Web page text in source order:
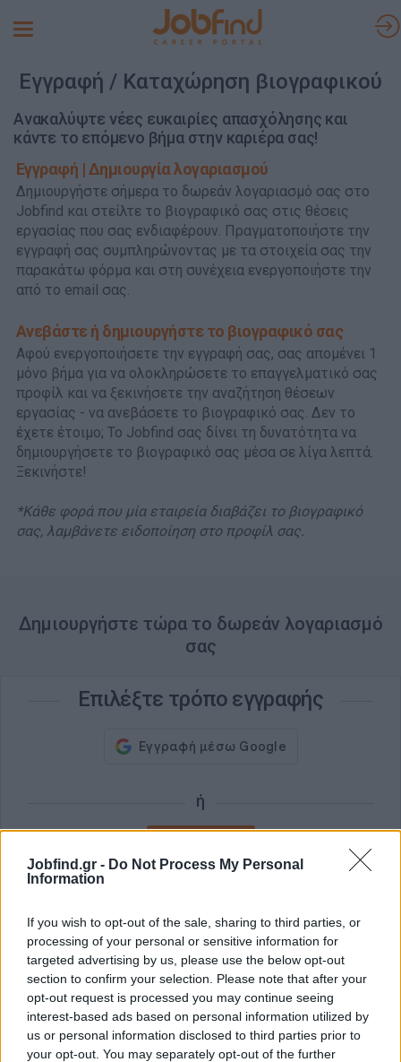
Jobfind.gr - Do Not Process My Personal
Information
If you wish to opt-out of the sale, sharing to third parties, or
processing of your personal or sensitive information for
targeted advertising by us, please use the below opt-out
section to confirm your selection. Please note that after your
opt-out request is processed you may continue seeing
interest-based ads based on personal information utilized by
us or personal information disclosed to third parties prior to
your opt-out. You may separately opt-out of the further
Toggle
Εγγραφή / Καταχώρηση βιογραφικού
Ανακαλύψτε νέες ευκαιρίες απασχόλησης και
κάντε το επόμενο βήμα στην καριέρα σας!
Εγγραφή | Δημιουργία λογαριασμού
Δημιουργήστε σήμερα το δωρεάν λογαριασμό σας στο
Jobfind και στείλτε το βιογραφικό σας στις θέσεις
εργασίας που σας ενδιαφέρουν. Πραγματοποιήστε την
εγγραφή σας συμπληρώνοντας με τα στοιχεία σας την
παρακάτω φόρμα και στη συνέχεια ενεργοποιήστε την
από το email σας.
Ανεβάστε ή δημιουργήστε το βιογραφικό σας
Αφού ενεργοποιήσετε την εγγραφή σας, σας απομένει 1
μόνο βήμα για να ολοκληρώσετε το επαγγελματικό σας
προφίλ και να ξεκινήσετε την αναζήτηση θέσεων
εργασίας - να ανεβάσετε το βιογραφικό σας. Δεν το
έχετε έτοιμο; Το Jobfind σας δίνει τη δυνατότητα να
δημιουργήσετε το βιογραφικό σας μέσα σε λίγα λεπτά.
Ξεκινήστε!
*Κάθε φορά που μία εταιρεία διαβάζει το βιογραφικό
σας, λαμβάνετε ειδοποίηση στο προφίλ σας.
Δημιουργήστε τώρα το δωρεάν λογαριασμό
σας
Επιλέξτε τρόπο εγγραφής
ή
έχετε λάβει πλήρη γνώση των εν λόγω όρων.